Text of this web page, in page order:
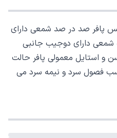
پافر صد در صد شمعی دارای
دارای دوجیب جانبی
و استایل معمولی پافر حالت
فصول سرد و نیمه سرد می